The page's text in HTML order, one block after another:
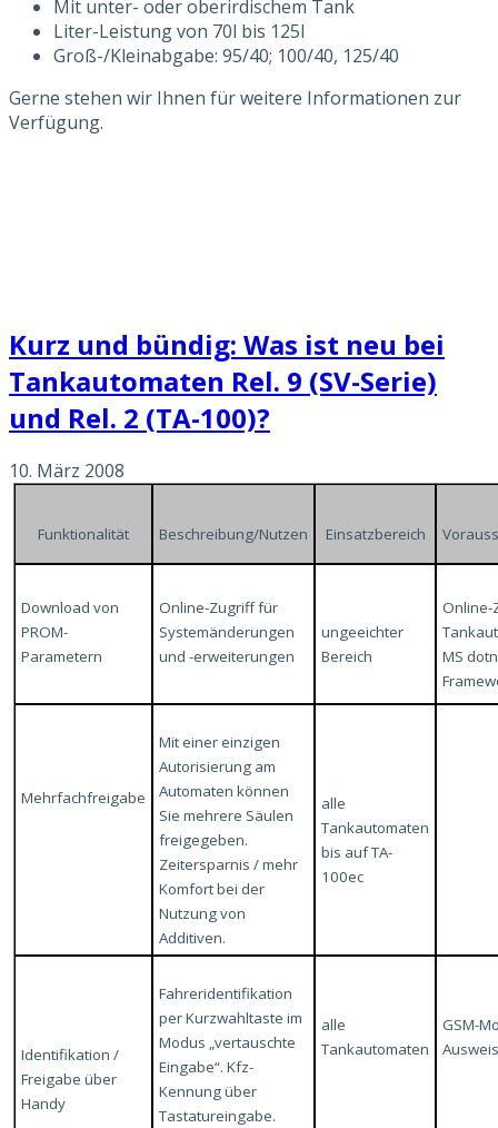
Mit unter- oder oberirdischem Tank
Liter-Leistung von 70l bis 125l
Groß-/Kleinabgabe: 95/40; 100/40, 125/40
Gerne stehen wir Ihnen für weitere Informationen zur
Verfügung.
Kurz und bündig: Was ist neu bei
Tankautomaten Rel. 9 (SV-Serie)
und Rel. 2 (TA-100)?
10. März 2008
Funktionalität Beschreibung/Nutzen Einsatzbereich
Download von
PROM-
Parametern
Online-Zugriff für
Systemänderungen
und -erweiterungen
ungeeichter
Bereich
Online-
MS
Mehrfachfreigabe
Mit einer einzigen
Autorisierung am
Automaten können
Sie mehrere Säulen
freigegeben.
Zeitersparnis / mehr
Komfort bei der
Nutzung von
Additiven.
alle
Tankautomaten
bis auf TA-
100ec
Identifikation /
Freigabe über
Handy
Fahreridentifikation
per Kurzwahltaste im
Modus „vertauschte
Eingabe“. Kfz-
Kennung über
Tastatureingabe.
alle
Tankautomaten
GSM-